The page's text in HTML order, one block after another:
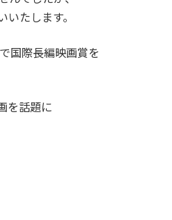
たします。
国際長編映画賞を
を話題に